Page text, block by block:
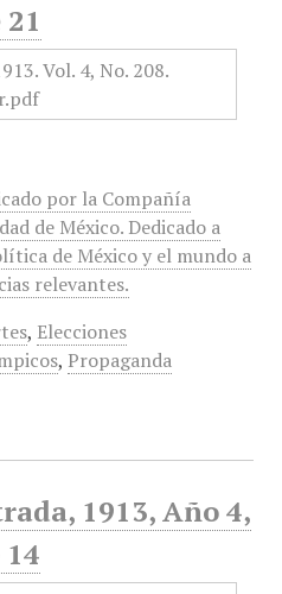
por la Compañía
de México. Dedicado a
de México y el mundo a
relevantes.
, Elecciones
, Propaganda
1913, Año 4,